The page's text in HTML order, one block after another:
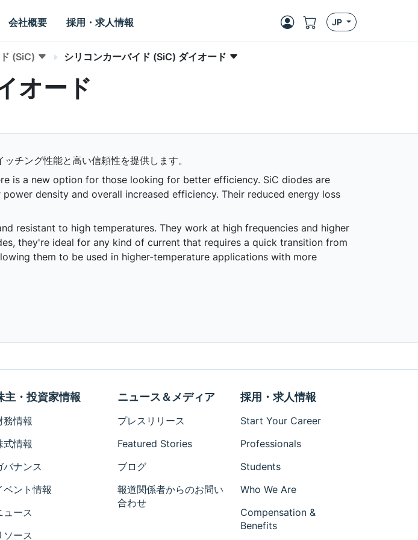
会社概要 採用・求人情報 JP
(SiC) シリコンカーバイド (SiC) ダイオード
オード
チング性能と高い信頼性を提供します。
is a new option for those looking for better efficiency. SiC diodes are
density and overall increased efficiency. Their reduced energy loss
resistant to high temperatures. They work at high frequencies and higher
they're ideal for any kind of current that requires a quick transition from
them to be used in higher-temperature applications with more
主・投資家情報
務情報
式情報
バナンス
ベント情報
ュース
ソース
ニュース＆メディア
プレスリリース
Featured Stories
ブログ
報道関係者からのお問い
合わせ
採用・求人情報
Start Your Career
Professionals
Students
Who We Are
Compensation &
Benefits